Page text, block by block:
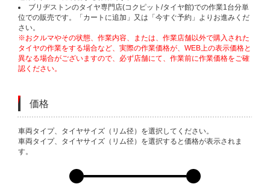
ブリヂストンのタイヤ専門店(コクピット/タイヤ館)での作業1台分単
位での販売です。「カートに追加」又は「今すぐ予約」よりお進みくだ
さい。
※おクルマやその状態、作業内容、または、作業店舗以外で購入された
タイヤの作業をする場合など、実際の作業価格が、WEB上の表示価格と
異なる場合がございますので、必ず店舗にて、作業前に作業価格をご確
認ください。
価格
VARIATIONS
車両タイプ、タイヤサイズ（リム径）を選択してください。
車両タイプ、タイヤサイズ（リム径）を選択すると価格が表示されま
す。